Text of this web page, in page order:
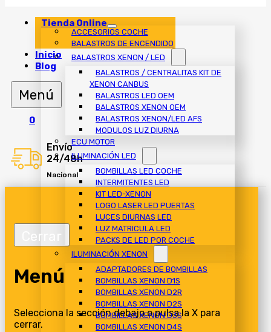
Tienda Online
ACCESORIOS COCHE
BALASTROS DE ENCENDIDO
BALASTROS XENON / LED
BALASTROS / CENTRALITAS KIT DE
XENON CANBUS
BALASTROS LED OEM
BALASTROS XENON OEM
BALASTROS XENON/LED AFS
MODULOS LUZ DIURNA
ECU MOTOR
ILUMINACIÓN LED
BOMBILLAS LED COCHE
INTERMITENTES LED
KIT LED-XENON
LOGO LASER LED PUERTAS
LUCES DIURNAS LED
LUZ MATRICULA LED
PACKS DE LED POR COCHE
ILUMINACIÓN XENON
ADAPTADORES DE BOMBILLAS
BOMBILLAS XENON D1S
BOMBILLAS XENON D2R
BOMBILLAS XENON D2S
BOMBILLAS XENON D3S
BOMBILLAS XENON D4S
Inicio
Blog
0
Envío
24/48h
Nacional
Menú
Selecciona la sección debajo o pulsa la X para
cerrar.